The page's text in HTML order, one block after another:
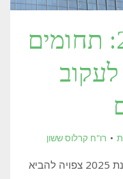
השקעות ב-2025: תחומים
רו"ח קרלוס ששון
עולם ההשקעות משתנה ללא הרף, ושנת 2025 צפויה להביא